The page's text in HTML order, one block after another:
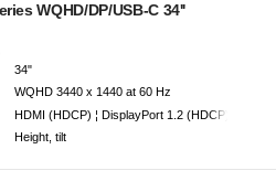
WQHD/DP/USB-C 34''
34"
WQHD 3440 x 1440 at 60 Hz
HDMI (HDCP) ¦ DisplayPort 1.2 (HDCP) ¦
Height, tilt